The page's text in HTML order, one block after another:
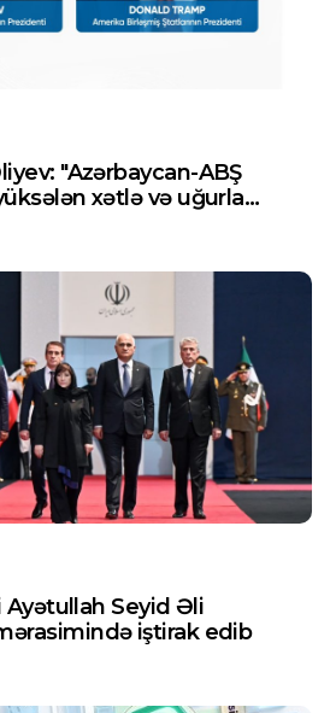
"Azərbaycan-ABŞ
xətlə və uğurla
Ayətullah Seyid Əli
iştirak edib